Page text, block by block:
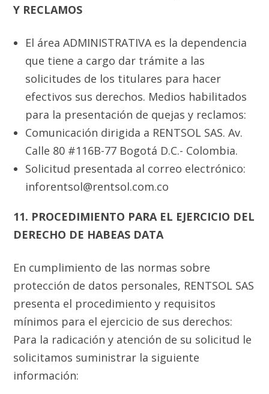
Y RECLAMOS
El área ADMINISTRATIVA es la dependencia
que tiene a cargo dar trámite a las
solicitudes de los titulares para hacer
efectivos sus derechos. Medios habilitados
para la presentación de quejas y reclamos:
Comunicación dirigida a RENTSOL SAS. Av.
Calle 80 #116B-77 Bogotá D.C.- Colombia.
Solicitud presentada al correo electrónico:
inforentsol@rentsol.com.co
11. PROCEDIMIENTO PARA EL EJERCICIO DEL
DERECHO DE HABEAS DATA
En cumplimiento de las normas sobre
protección de datos personales, RENTSOL SAS
presenta el procedimiento y requisitos
mínimos para el ejercicio de sus derechos:
Para la radicación y atención de su solicitud le
solicitamos suministrar la siguiente
información: